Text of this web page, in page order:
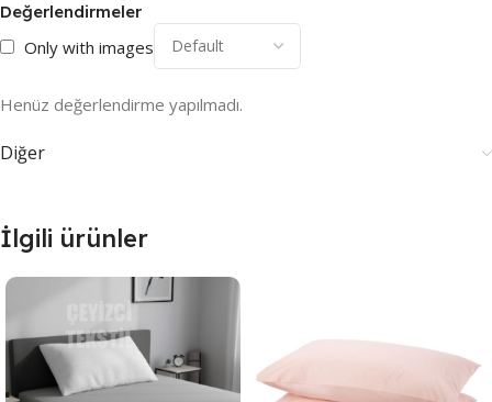
Değerlendirmeler
Only with images
Henüz değerlendirme yapılmadı.
Diğer
İlgili ürünler